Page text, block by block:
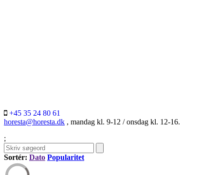
+45 35 24 80 61
horesta@horesta.dk , mandag kl. 9-12 / onsdag kl. 12-16.
;
Sortér: Dato Popularitet